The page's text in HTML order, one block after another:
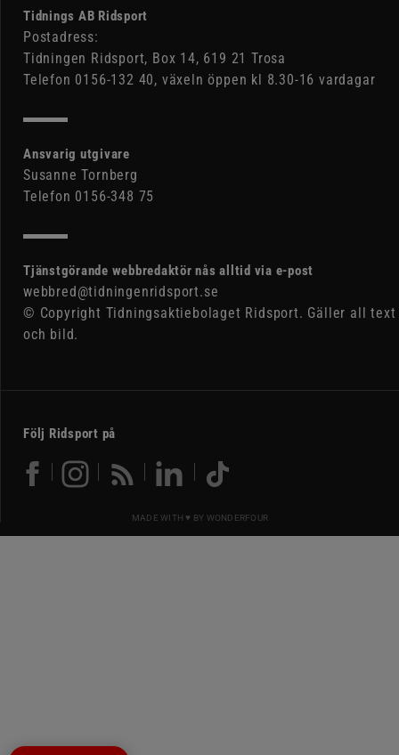
Tidnings AB Ridsport
Postadress:
Tidningen Ridsport, Box 14, 619 21 Trosa
Telefon 0156-132 40, växeln öppen kl 8.30-16 vardagar
Ansvarig utgivare
Susanne Tornberg
Telefon 0156-348 75
Tjänstgörande webbredaktör nås alltid via e-post
webbred@tidningenridsport.se
© Copyright Tidningsaktiebolaget Ridsport. Gäller all text
och bild.
Följ Ridsport på
MADE WITH ♥ BY WONDERFOUR